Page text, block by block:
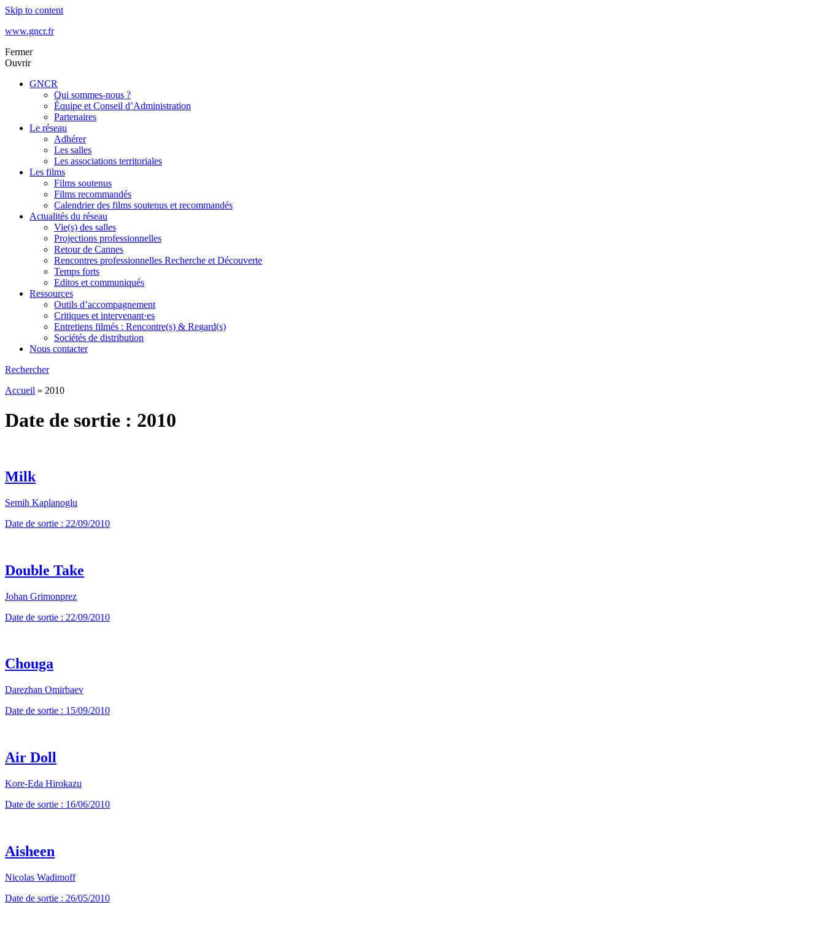
Skip to content
www.gncr.fr
Fermer
Ouvrir
GNCR
Qui sommes-nous ?
Équipe et Conseil d’Administration
Partenaires
Le réseau
Adhérer
Les salles
Les associations territoriales
Les films
Films soutenus
Films recommandés
Calendrier des films soutenus et recommandés
Actualités du réseau
Vie(s) des salles
Projections professionnelles
Retour de Cannes
Rencontres professionnelles Recherche et Découverte
Temps forts
Editos et communiqués
Ressources
Outils d’accompagnement
Critiques et intervenant·es
Entretiens filmés : Rencontre(s) & Regard(s)
Sociétés de distribution
Nous contacter
Rechercher
Accueil » 2010
Date de sortie : 2010
Milk
Semih Kaplanoglu
Date de sortie : 22/09/2010
Double Take
Johan Grimonprez
Date de sortie : 22/09/2010
Chouga
Darezhan Omirbaev
Date de sortie : 15/09/2010
Air Doll
Kore-Eda Hirokazu
Date de sortie : 16/06/2010
Aisheen
Nicolas Wadimoff
Date de sortie : 26/05/2010